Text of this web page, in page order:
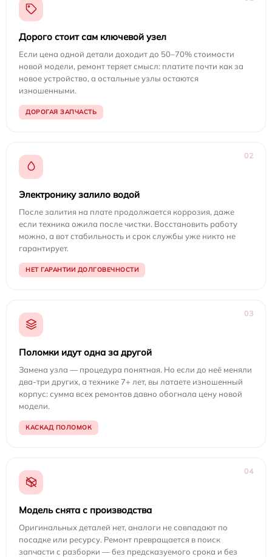
Дорого стоит сам ключевой узел
Если цена одной детали доходит до 50–70% стоимости
новой модели, ремонт теряет смысл: платите почти как за
новое устройство, а остальные узлы остаются
изношенными.
ДОРОГАЯ ЗАПЧАСТЬ
02
Электронику залило водой
После залития на плате продолжается коррозия, даже
если техника ожила после чистки. Восстановить работу
можно, а вот стабильность и срок службы уже никто не
гарантирует.
НЕТ ГАРАНТИИ ДОЛГОВЕЧНОСТИ
03
Поломки идут одна за другой
Замена узла — процедура понятная. Но если до неё меняли
два-три других, а технике 7+ лет, вы латаете изношенный
корпус: сумма всех ремонтов давно обогнала цену новой
модели.
КАСКАД ПОЛОМОК
04
Модель снята с производства
Оригинальных деталей нет, аналоги не совпадают по
посадке или ресурсу. Ремонт превращается в поиск
запчасти с разборки — без предсказуемого срока и без